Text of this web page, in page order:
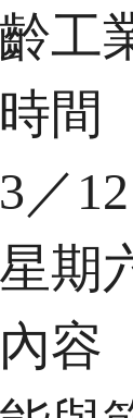
工
間
／
期
容